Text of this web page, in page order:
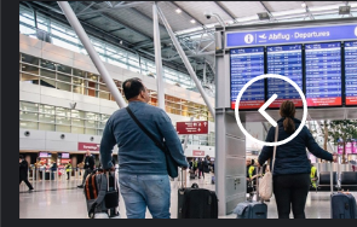
Almanya'da
24
saatlik
grev
sona
erdi:
Uçuşlar
yeniden
başladı